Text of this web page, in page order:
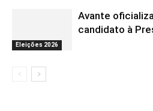
Eleições 2026
Avante
candidato à